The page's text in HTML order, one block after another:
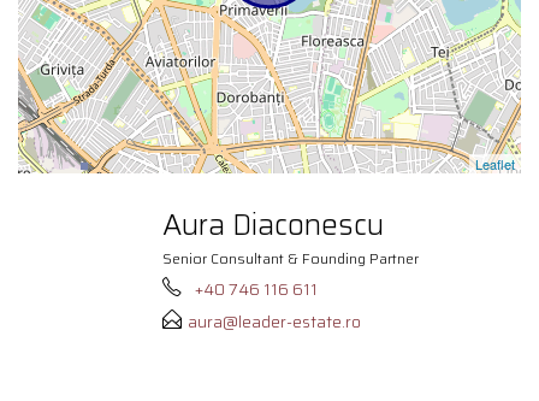
Leaflet
Aura Diaconescu
Senior Consultant & Founding Partner
+40 746 116 611
aura@leader-estate.ro